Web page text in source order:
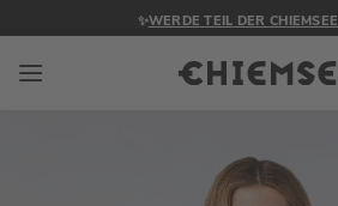
✨WERDE TEIL DER